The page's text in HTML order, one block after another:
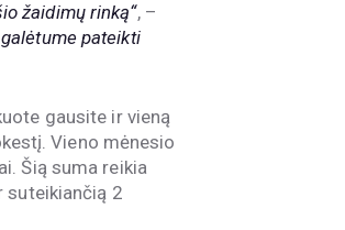
žaidimų rinką“, –
pateikti
gausite ir vieną
Vieno mėnesio
Šią suma reikia
suteikiančią 2